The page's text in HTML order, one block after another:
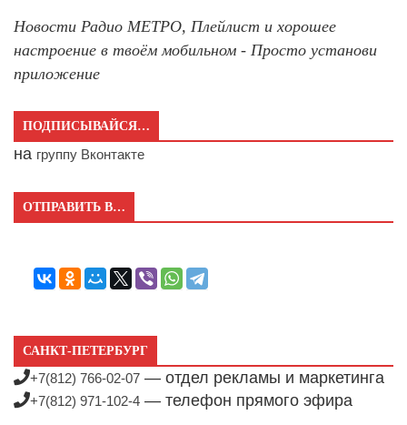
Новости Радио МЕТРО, Плейлист и хорошее
настроение в твоём мобильном - Просто установи
приложение
ПОДПИСЫВАЙСЯ…
на группу Вконтакте
ОТПРАВИТЬ В…
САНКТ-ПЕТЕРБУРГ
+7(812) 766-02-07 — отдел рекламы и маркетинга
+7(812) 971-102-4 — телефон прямого эфира